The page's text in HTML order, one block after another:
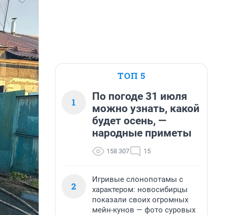
ТОП 5
1
По погоде 31 июля
можно узнать, какой
будет осень, —
народные приметы
158 307 15
2
Игривые слонопотамы с
характером: новосибирцы
показали своих огромных
мейн-кунов — фото суровых